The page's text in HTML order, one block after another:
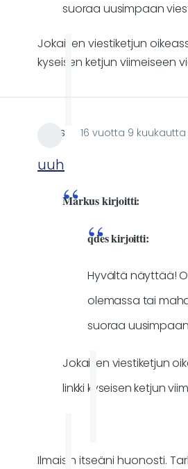
suoraa uusimpaan
Jokaisen viestiketjun
kyseisen ketjun viimeiseen
qdes 16 vuotta 9
uuh
Markus kirjoitti:
qdes kirjoitti:
Hyvältä näyttää!
olemassa tai
suoraa
Jokaisen viestiketjun
linkki kyseisen ketjun
Ilmaisin itseäni huonosti.